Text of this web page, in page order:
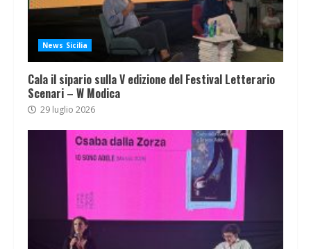
News Sicilia
Cala il sipario sulla V edizione del Festival Letterario
Scenari – W Modica
29 luglio 2026